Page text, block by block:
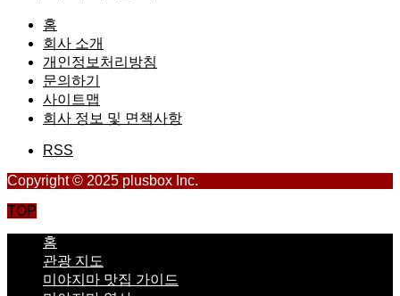
홈
회사 소개
개인정보처리방침
문의하기
사이트맵
회사 정보 및 면책사항
RSS
Copyright © 2025 plusbox Inc.
TOP
홈
관광 지도
미야지마 맛집 가이드